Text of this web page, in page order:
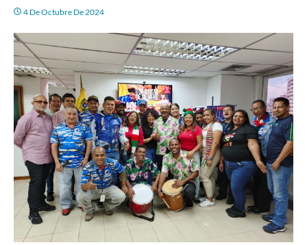
4 De Octubre De 2024